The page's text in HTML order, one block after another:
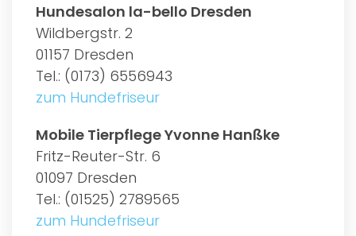
Hundesalon la-bello Dresden
Wildbergstr. 2
01157 Dresden
Tel.: (0173) 6556943
zum Hundefriseur
Mobile Tierpflege Yvonne Hanßke
Fritz-Reuter-Str. 6
01097 Dresden
Tel.: (01525) 2789565
zum Hundefriseur